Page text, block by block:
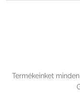
Termékeinket